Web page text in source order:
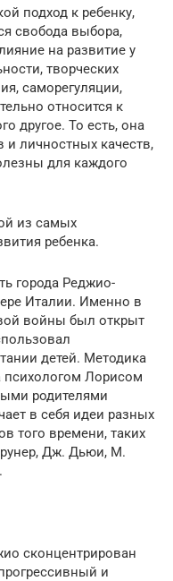
подход к ребенку,
свобода выбора,
на развитие у
творческих
саморегуляции,
относится к
другое. То есть, она
и личностных качеств,
для каждого
из самых
ребенка.
города Реджио-
Италии. Именно в
войны был открыт
детей. Методика
психологом Лорисом
родителями
в себя идеи разных
того времени, таких
Дж. Дьюи, М.
сконцентрирован
и